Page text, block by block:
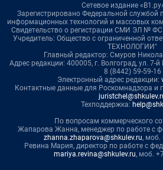
Сетевое издание
Зарегистрировано Федеральной службой
информационных технологий и массовых
Свидетельство о регистрации СМИ ЭЛ № ФС
Учредитель: Общество с ограниченной
ТЕХНОЛОГИИ"
Главный редактор: Смуров
Адрес редакции: 400005, г. Волгоград, ул. 7-
8 (8442) 59-59-16
Электронный адрес редакции:
Контактные данные для Роскомнадзора и
Техподдержка:
По вопросам коммерческого
Жапарова Жанна, менеджер по работе с
zhanna.zhaparova@shkulev.ru, моб.
Ревина Мария, директор по работе с
mariya.revina@shkulev.ru, моб.